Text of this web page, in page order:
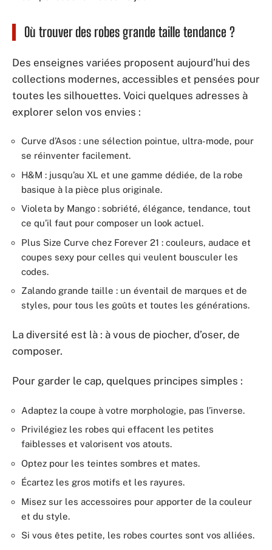
Où trouver des robes grande taille tendance ?
Des enseignes variées proposent aujourd’hui des
collections modernes, accessibles et pensées pour
toutes les silhouettes. Voici quelques adresses à
explorer selon vos envies :
Curve d’Asos : une sélection pointue, ultra-mode, pour
se réinventer facilement.
H&M : jusqu’au XL et une gamme dédiée, de la robe
basique à la pièce plus originale.
Violeta by Mango : sobriété, élégance, tendance, tout
ce qu’il faut pour composer un look actuel.
Plus Size Curve chez Forever 21 : couleurs, audace et
coupes sexy pour celles qui veulent bousculer les
codes.
Zalando grande taille : un éventail de marques et de
styles, pour tous les goûts et toutes les générations.
La diversité est là : à vous de piocher, d’oser, de
composer.
Pour garder le cap, quelques principes simples :
Adaptez la coupe à votre morphologie, pas l’inverse.
Privilégiez les robes qui effacent les petites
faiblesses et valorisent vos atouts.
Optez pour les teintes sombres et mates.
Écartez les gros motifs et les rayures.
Misez sur les accessoires pour apporter de la couleur
et du style.
Si vous êtes petite, les robes courtes sont vos alliées.